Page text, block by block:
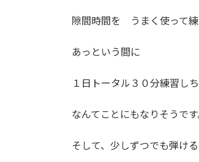
隙間時間を うまく使って
あっという間に
１日トータル３０分練習しち
なんてことにもなりそうです
そして、少しずつでも弾け